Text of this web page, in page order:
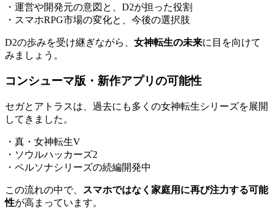
・運営や開発元の意図と、D2が担った役割
・スマホRPG市場の変化と、今後の選択肢
D2の歩みを受け継ぎながら、 女神転生の未来に目を向けて
みましょう。
コンシューマ版・新作アプリの可能性
セガとアトラスは、過去にも多くの女神転生シリーズを展開
してきました。
・真・女神転生V
・ソウルハッカーズ2
・ペルソナシリーズの続編開発中
この流れの中で、
スマホではなく家庭用に再び注力する可能
性が高まっています。